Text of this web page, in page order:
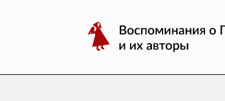
Воспоминания
о
и